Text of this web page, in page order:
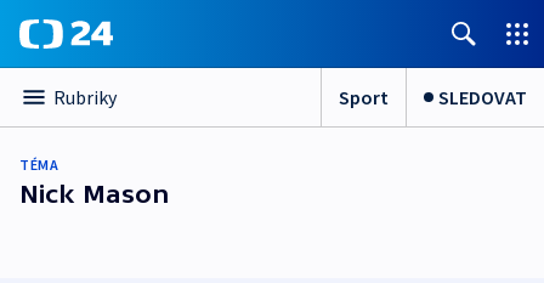
Rubriky Sport SLEDOVAT
TÉMA
Nick Mason